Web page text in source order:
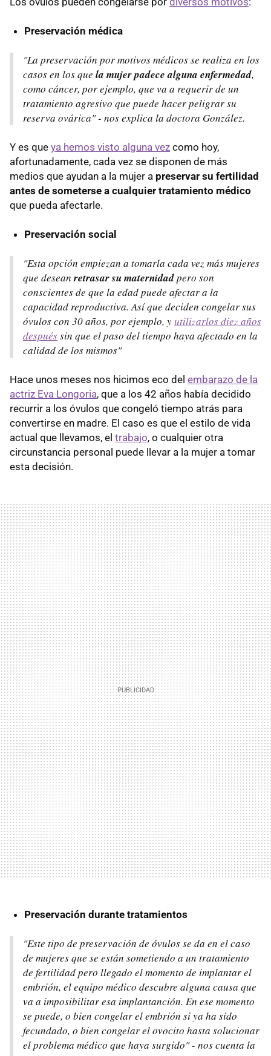
Preservación médica
"La preservación por motivos médicos se realiza en los
casos en los que la mujer padece alguna enfermedad,
como cáncer, por ejemplo, que va a requerir de un
tratamiento agresivo que puede hacer peligrar su
reserva ovárica" - nos explica la doctora González.
Y es que ya hemos visto alguna vez como hoy,
afortunadamente, cada vez se disponen de más
medios que ayudan a la mujer a preservar su fertilidad
antes de someterse a cualquier tratamiento médico
que pueda afectarle.
Preservación social
"Esta opción empiezan a tomarla cada vez más mujeres
que deseanretrasar su maternidadpero son
conscientes de que la edad puede afectar a la
capacidad reproductiva. Así que deciden congelar sus
óvulos con 30 años, por ejemplo, yutilizarlos diez años
despuéssin que el paso del tiempo haya afectado en la
calidad de los mismos"
Hace unos meses nos hicimos eco del embarazo de la
actriz Eva Longoria, que a los 42 años había decidido
recurrir a los óvulos que congeló tiempo atrás para
convertirse en madre. El caso es que el estilo de vida
actual que llevamos, el trabajo, o cualquier otra
circunstancia personal puede llevar a la mujer a tomar
esta decisión.
Preservación durante tratamientos
"Este tipo de preservación de óvulos se da en el caso
de mujeres que se están sometiendo a un tratamiento
de fertilidad pero llegado el momento de implantar el
embrión, el equipo médico descubre alguna causa que
va a imposibilitar esa implantanción. En ese momento
se puede, o bien congelar el embrión si ya ha sido
fecundado, o bien congelar el ovocito hasta solucionar
el problema médico que haya surgido" - nos cuenta la